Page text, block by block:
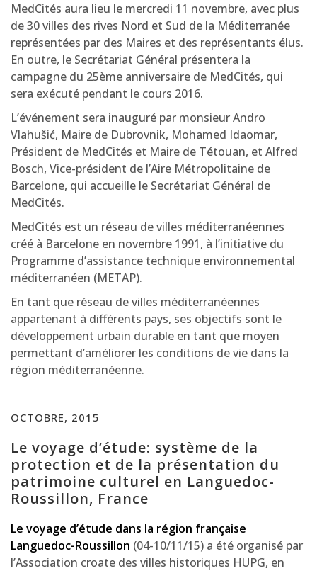
MedCités aura lieu le mercredi 11 novembre, avec plus
de 30 villes des rives Nord et Sud de la Méditerranée
représentées par des Maires et des représentants élus.
En outre, le Secrétariat Général présentera la
campagne du 25ème anniversaire de MedCités, qui
sera exécuté pendant le cours 2016.
L’événement sera inauguré par monsieur Andro
Vlahušić, Maire de Dubrovnik, Mohamed Idaomar,
Président de MedCités et Maire de Tétouan, et Alfred
Bosch, Vice-président de l’Aire Métropolitaine de
Barcelone, qui accueille le Secrétariat Général de
MedCités.
MedCités est un réseau de villes méditerranéennes
créé à Barcelone en novembre 1991, à l’initiative du
Programme d’assistance technique environnemental
méditerranéen (METAP).
En tant que réseau de villes méditerranéennes
appartenant à différents pays, ses objectifs sont le
développement urbain durable en tant que moyen
permettant d’améliorer les conditions de vie dans la
région méditerranéenne.
OCTOBRE, 2015
Le voyage d’étude: système de la
protection et de la présentation du
patrimoine culturel en Languedoc-
Roussillon, France
Le voyage d’étude dans la région française
Languedoc-Roussillon (04-10/11/15) a été organisé par
l’Association croate des villes historiques HUPG, en